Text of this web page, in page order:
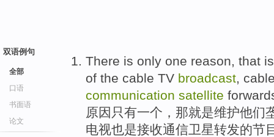
双语例句
全部
口语
书面语
论文
There is only one reason, that is
of the cable TV broadcast,
communication satellite
原因 只有一个 ， 那就是维护他们
电视也是接收通信卫星转发的节